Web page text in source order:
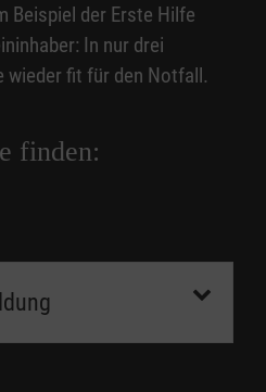
Beispiel der Erste Hilfe
In nur drei
wieder fit für den Notfall.
finden: